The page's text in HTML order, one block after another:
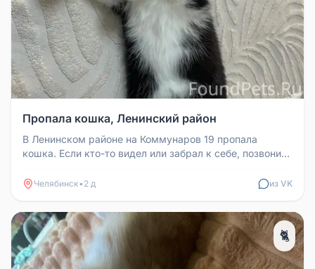
Пропала кошка, Ленинский район
В Ленинском районе на Коммунаров 19 пропала
кошка. Если кто-то видел или забрал к себе, позвоните
Челябинск• 2 д из VK
🐈